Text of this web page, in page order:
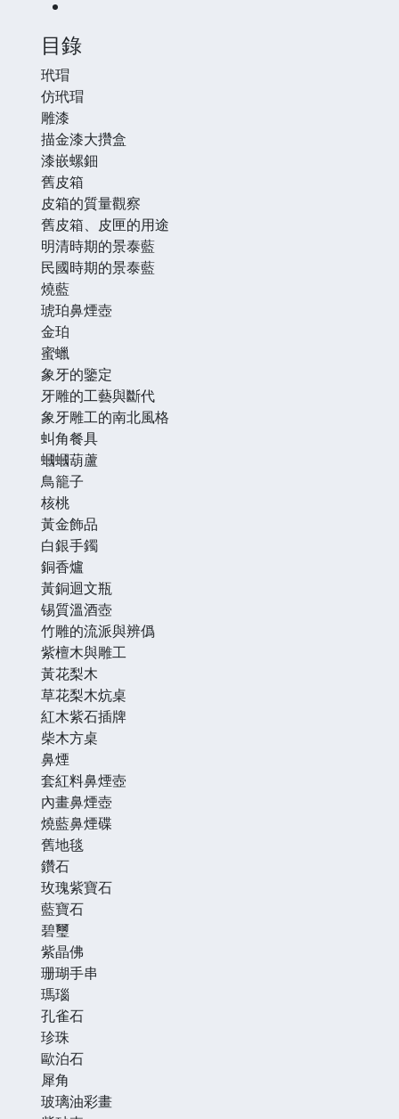
目錄
玳瑁
仿玳瑁
雕漆
描金漆大攢盒
漆嵌螺鈿
舊皮箱
皮箱的質量觀察
舊皮箱、皮匣的用途
明清時期的景泰藍
民國時期的景泰藍
燒藍
琥珀鼻煙壺
金珀
蜜蠟
象牙的鑒定
牙雕的工藝與斷代
象牙雕工的南北風格
虯角餐具
蟈蟈葫蘆
鳥籠子
核桃
黃金飾品
白銀手鐲
銅香爐
黃銅迴文瓶
锡質溫酒壺
竹雕的流派與辨僞
紫檀木與雕工
黃花梨木
草花梨木炕桌
紅木紫石插牌
柴木方桌
鼻煙
套紅料鼻煙壺
內畫鼻煙壺
燒藍鼻煙碟
舊地毯
鑽石
玫瑰紫寶石
藍寶石
碧璽
紫晶佛
珊瑚手串
瑪瑙
孔雀石
珍珠
歐泊石
犀角
玻璃油彩畫